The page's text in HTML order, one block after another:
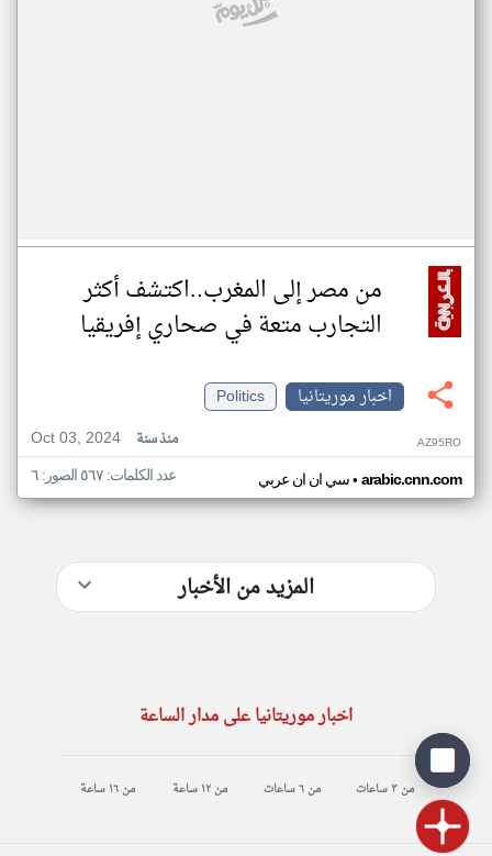
من مصر إلى المغرب..اكتشف أكثر
التجارب متعة في صحاري إفريقيا
اخبار موريتانيا
Politics
Oct 03, 2024
منذ سنة AZ95RO
سي ان ان عربي• arabic.cnn.com عدد الكلمات: ٥٦٧ الصور: ٦
المزيد من الأخبار
اخبار موريتانيا على مدار الساعة
من ٣ ساعات من ٦ ساعات من ١٢ ساعة من ١٦ ساعة